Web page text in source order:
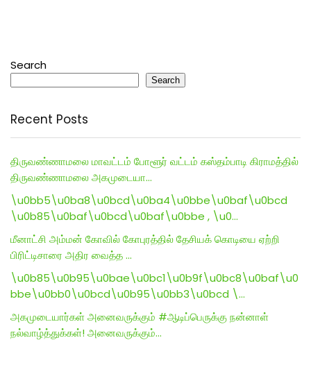
Search
Search
Recent Posts
திருவண்ணாமலை மாவட்டம் போளூர் வட்டம் கஸ்தம்பாடி கிராமத்தில்
திருவண்ணாமலை அகமுடையா…
\u0bb5\u0ba8\u0bcd\u0ba4\u0bbe\u0baf\u0bcd
\u0b85\u0baf\u0bcd\u0baf\u0bbe , \u0…
மீனாட்சி அம்மன் கோவில் கோபுரத்தில் தேசியக் கொடியை ஏற்றி
பிரிட்டிசாரை அதிர வைத்த …
\u0b85\u0b95\u0bae\u0bc1\u0b9f\u0bc8\u0baf\u0
bbe\u0bb0\u0bcd\u0b95\u0bb3\u0bcd \…
அகமுடையார்கள் அனைவருக்கும் #ஆடிப்பெருக்கு நன்னாள்
நல்வாழ்த்துக்கள்! அனைவருக்கும்…